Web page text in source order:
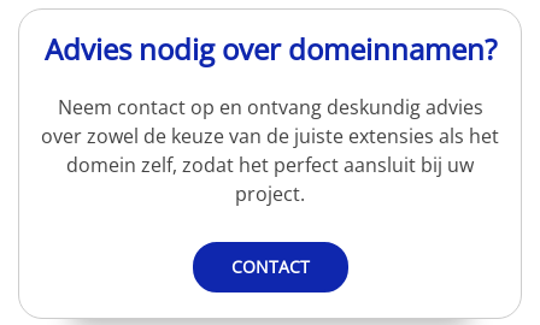
Advies nodig over domeinnamen?
Neem contact op en ontvang deskundig advies
over zowel de keuze van de juiste extensies als het
domein zelf, zodat het perfect aansluit bij uw
project.
CONTACT